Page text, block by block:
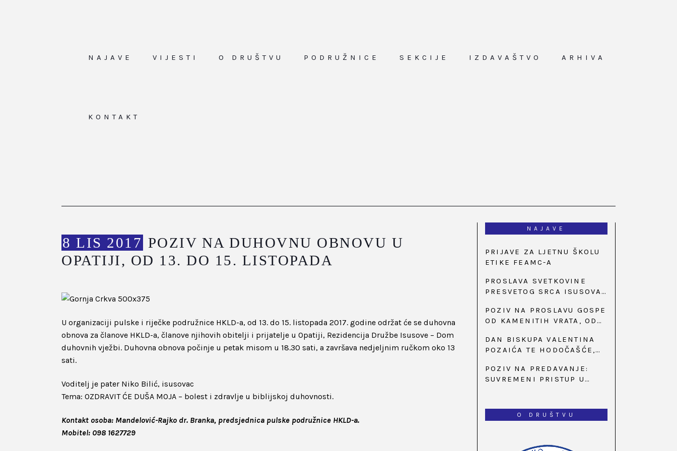
NAJAVE VIJESTI O DRUŠTVU PODRUŽNICE SEKCIJE IZDAVAŠTVO ARHIVA
KONTAKT
8 LIS 2017 POZIV NA DUHOVNU OBNOVU U
OPATIJI, OD 13. DO 15. LISTOPADA
U organizaciji pulske i riječke podružnice HKLD-a, od 13. do 15. listopada 2017. godine održat će se duhovna
obnova za članove HKLD-a, članove njihovih obitelji i prijatelje u Opatiji, Rezidencija Družbe Isusove – Dom
duhovnih vježbi. Duhovna obnova počinje u petak misom u 18.30 sati, a završava nedjeljnim ručkom oko 13
sati.
Voditelj je pater Niko Bilić, isusovac
Tema: OZDRAVIT ĆE DUŠA MOJA – bolest i zdravlje u biblijskoj duhovnosti.
Kontakt osoba: Mandelović-Rajko dr. Branka, predsjednica pulske podružnice HKLD-a.
Mobitel: 098 1627729
NAJAVE
PRIJAVE ZA LJETNU ŠKOLU
ETIKE FEAMC-A
PROSLAVA SVETKOVINE
PRESVETOG SRCA ISUSOVA
PALMOTIĆEVOJ
POZIV NA PROSLAVU GOSPE
OD KAMENITIH VRATA, OD
DAN BISKUPA VALENTINA
POZAIĆA TE HODOČAŠĆE,
OBLJETNICA OSNIVANJA
HKLD-A, U MARIJI BISTRICI,
POZIV NA PREDAVANJE:
SUVREMENI PRISTUP U
O DRUŠTVU